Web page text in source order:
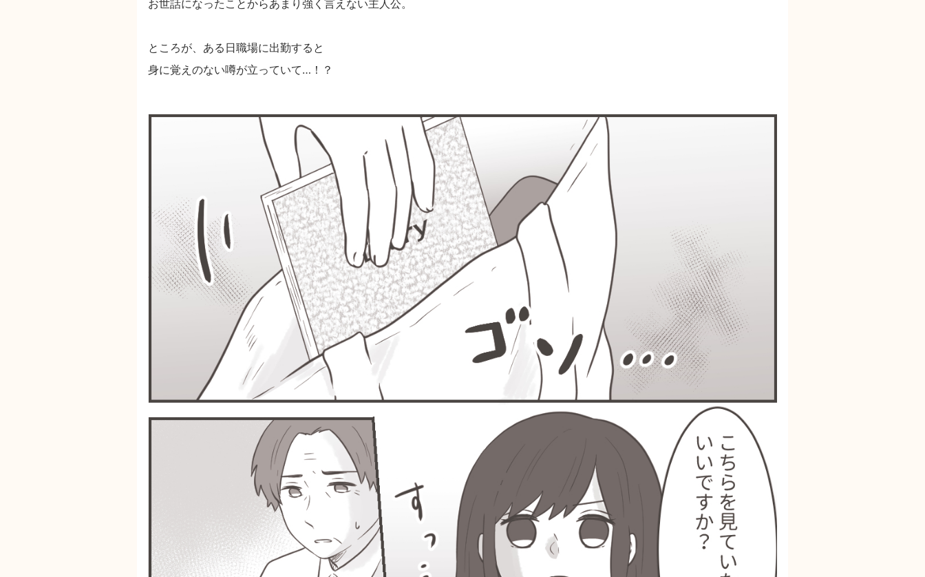
お世話になったことからあまり強く言えない主人公。
ところが、ある日職場に出勤すると
身に覚えのない噂が立っていて…！？